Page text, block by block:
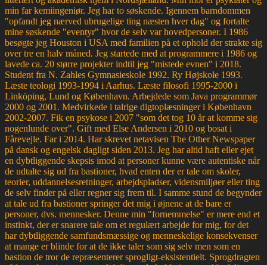
min far kemiingeniør. Jeg har to søskende. Igennem barndommen
"opfandt jeg nærved ubrugelige ting næsten hver dag" og fortalte
mine søskende "eventyr" hvor de selv var hovedpersoner. I 1986
besøgte jeg Houston i USA med familien på et ophold der strakte sig
over tre en halv måned. Jeg startede med at programmere i 1986 og
lavede ca. 20 større projekter indtil jeg "mistede evnen" i 2018.
Student fra N. Zahles Gymnasieskole 1992. Ry Højskole 1993.
Læste teologi 1993-1994 i Aarhus. Læste filosofi 1995-2000 i
Linköping, Lund og København. Arbejdede som Java programmør
2000 og 2001. Medvirkede i talrige digtoplæsninger i København
2002-2007. Fik en psykose i 2007 "som det tog 10 år at komme sig
nogenlunde over". Gift med Else Andersen i 2010 og bosat i
Fårevejle. Far i 2014. Har skrevet netavisen The Other Newspaper
på dansk og engelsk dagligt siden 2013. Jeg har altid haft eller ejet
en dybtliggende skepsis imod at personer kunne være autentiske når
de udtalte sig ud fra bastioner, hvad enten der er tale om skoler,
teorier, uddannelsesretninger, arbejdspladser, vidensmiljøer eller ting
de selv finder på eller regner sig frem til. I samme stund de begynder
at tale ud fra bastioner springer det mig i øjnene at de bare er
personer, dvs. mennesker. Denne min "fornemmelse" er mere end et
instinkt, der er snarere tale om et regulært arbejde for mig, for det
har dybtliggende samfundsmæssige og menneskelige konsekvenser
at mange er blinde for at de ikke taler som sig selv men som en
bastion de tror de repræsenterer sprogligt-eksistentielt. Sprogdragten